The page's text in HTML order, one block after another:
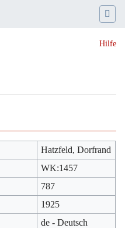
Hilfe
Hatzfeld, Dorfrand
WK:1457
787
1925
de - Deutsch